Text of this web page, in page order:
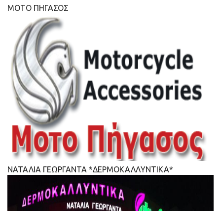
ΜΟΤΟ ΠΗΓΑΣΟΣ
ΝΑΤΑΛΙΑ ΓΕΩΡΓΑΝΤΑ *ΔΕΡΜΟΚΑΛΛΥΝΤΙΚΑ*